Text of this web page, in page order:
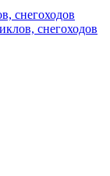
снегоходов
снегоходов